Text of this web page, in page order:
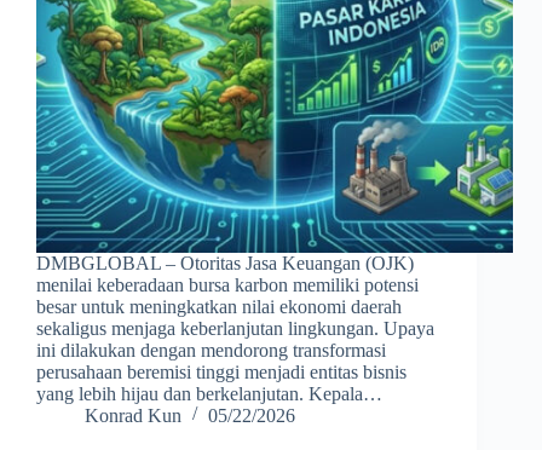
DMBGLOBAL – Otoritas Jasa Keuangan (OJK)
menilai keberadaan bursa karbon memiliki potensi
besar untuk meningkatkan nilai ekonomi daerah
sekaligus menjaga keberlanjutan lingkungan. Upaya
ini dilakukan dengan mendorong transformasi
perusahaan beremisi tinggi menjadi entitas bisnis
yang lebih hijau dan berkelanjutan. Kepala…
Konrad Kun
05/22/2026